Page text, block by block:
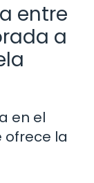
entre
a
en el
ofrece la